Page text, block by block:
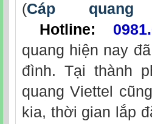
(Cáp
Hotline:
quang hiện nay
đình. Tại thành
quang Viettel
kia, thời gian lắp